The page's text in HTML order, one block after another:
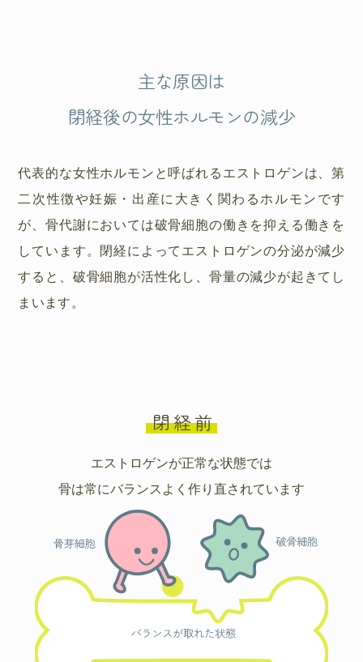
主な原因は
閉経後の女性ホルモンの減少
代表的な女性ホルモンと呼ばれるエストロゲンは、第
二次性徴や妊娠・出産に大きく関わるホルモンです
が、骨代謝においては破骨細胞の働きを抑える働きを
しています。閉経によってエストロゲンの分泌が減少
すると、破骨細胞が活性化し、骨量の減少が起きてし
まいます。
閉経前
エストロゲンが正常な状態では
骨は常にバランスよく作り直されています